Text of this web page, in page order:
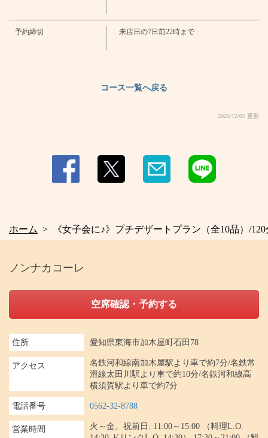
予約締切 来店日の7日前22時まで
コース一覧へ戻る
2025/12/05 更新
ホーム 《女子会に♪》プチデザートプラン（全10品）/
ノンナカコーレ
空席確認・予約する
住所 愛知県東海市加木屋町石田78
アクセス
名鉄河和線南加木屋駅より車で約7分/名鉄常
滑線太田川駅より車で約10分/名鉄河和線高
横須賀駅より車で約7分
電話番号 0562-32-8788
営業時間
火～金、祝前日: 11:00～15:00 （料理L.O.